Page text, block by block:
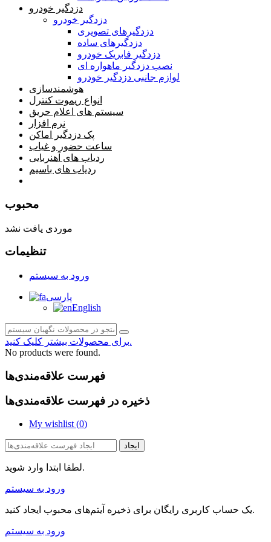
دزدگیر خودرو
دزدگیر خودرو
دزدگیرهای تصویری
دزدگیرهای ساده
دزدگیر فابریک خودرو
نصب دزدگیر ماهواره ای
لوازم جانبی دزدگیر خودرو
هوشمندسازی
انواع ریموت کنترل
سیستم های اعلام حریق
نرم افزار
پک دزدگیر اماکن
ساعت حضور و غیاب
ردیاب های آهنربایی
ردیاب های باسیم
محبوب
موردی یافت نشد
تنظیمات
ورود به سیستم
پارسی
English
برای محصولات بیشتر کلیک کنید.
No products were found.
فهرست علاقه‌مندی‌ها
ذخیره در فهرست علاقه‌مندی‌ها
My wishlist (0)
ایجاد
لطفا ابتدا وارد شوید.
ورود به سیستم
یک حساب کاربری رایگان برای ذخیره آیتم‌های محبوب ایجاد کنید.
ورود به سیستم